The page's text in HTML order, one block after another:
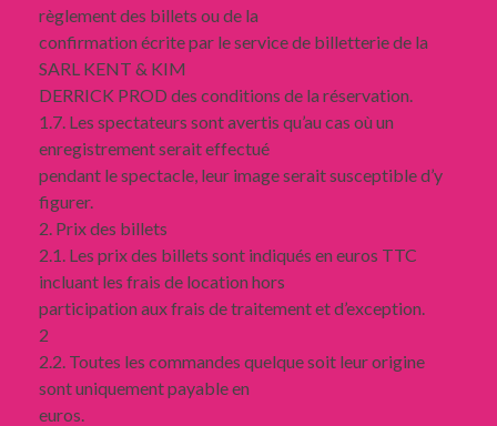
règlement des billets ou de la
confirmation écrite par le service de billetterie de la
SARL KENT & KIM
DERRICK PROD des conditions de la réservation.
1.7. Les spectateurs sont avertis qu’au cas où un
enregistrement serait effectué
pendant le spectacle, leur image serait susceptible d’y
figurer.
2. Prix des billets
2.1. Les prix des billets sont indiqués en euros TTC
incluant les frais de location hors
participation aux frais de traitement et d’exception.
2
2.2. Toutes les commandes quelque soit leur origine
sont uniquement payable en
euros.